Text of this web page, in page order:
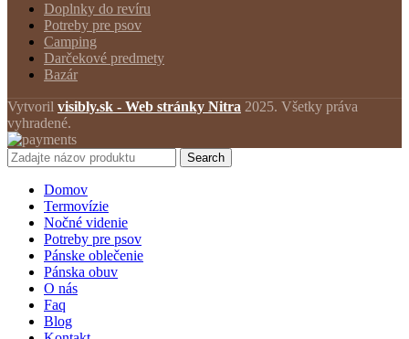
Doplnky do revíru
Potreby pre psov
Camping
Darčekové predmety
Bazár
Vytvoril visibly.sk - Web stránky Nitra 2025. Všetky práva
vyhradené.
Search
Domov
Termovízie
Nočné videnie
Potreby pre psov
Pánske oblečenie
Pánska obuv
O nás
Faq
Blog